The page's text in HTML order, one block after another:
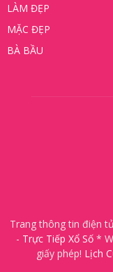
LÀM ĐẸP
MẶC ĐẸP
BÀ BẦU
Trang thông tin điện
- Trực Tiếp Xổ Số *
giấy phép! Lịch